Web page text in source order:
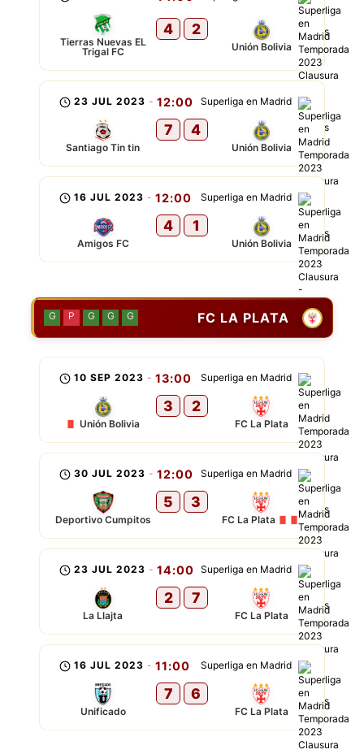
Tierras Nuevas EL
Trigal FC
4 2
Unión Bolivia
Superliga en Madrid
23 JUL 2023 - 12:00
Santiago Tin tin
7 4
Unión Bolivia
Superliga en Madrid
16 JUL 2023 - 12:00
Amigos FC
4 1
Unión Bolivia
FC LA PLATA
G P G G G
Superliga en Madrid
10 SEP 2023 - 13:00
Unión Bolivia
3 2
FC La Plata
Superliga en Madrid
30 JUL 2023 - 12:00
Deportivo Cumpitos
5 3
FC La Plata
Superliga en Madrid
23 JUL 2023 - 14:00
La Llajta
2 7
FC La Plata
Superliga en Madrid
16 JUL 2023 - 11:00
Unificado
7 6
FC La Plata